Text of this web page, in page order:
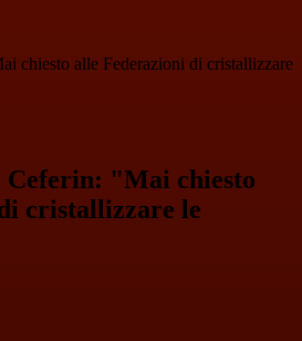
chiesto alle Federazioni di cristallizzare
Ceferin: "Mai chiesto
cristallizzare le